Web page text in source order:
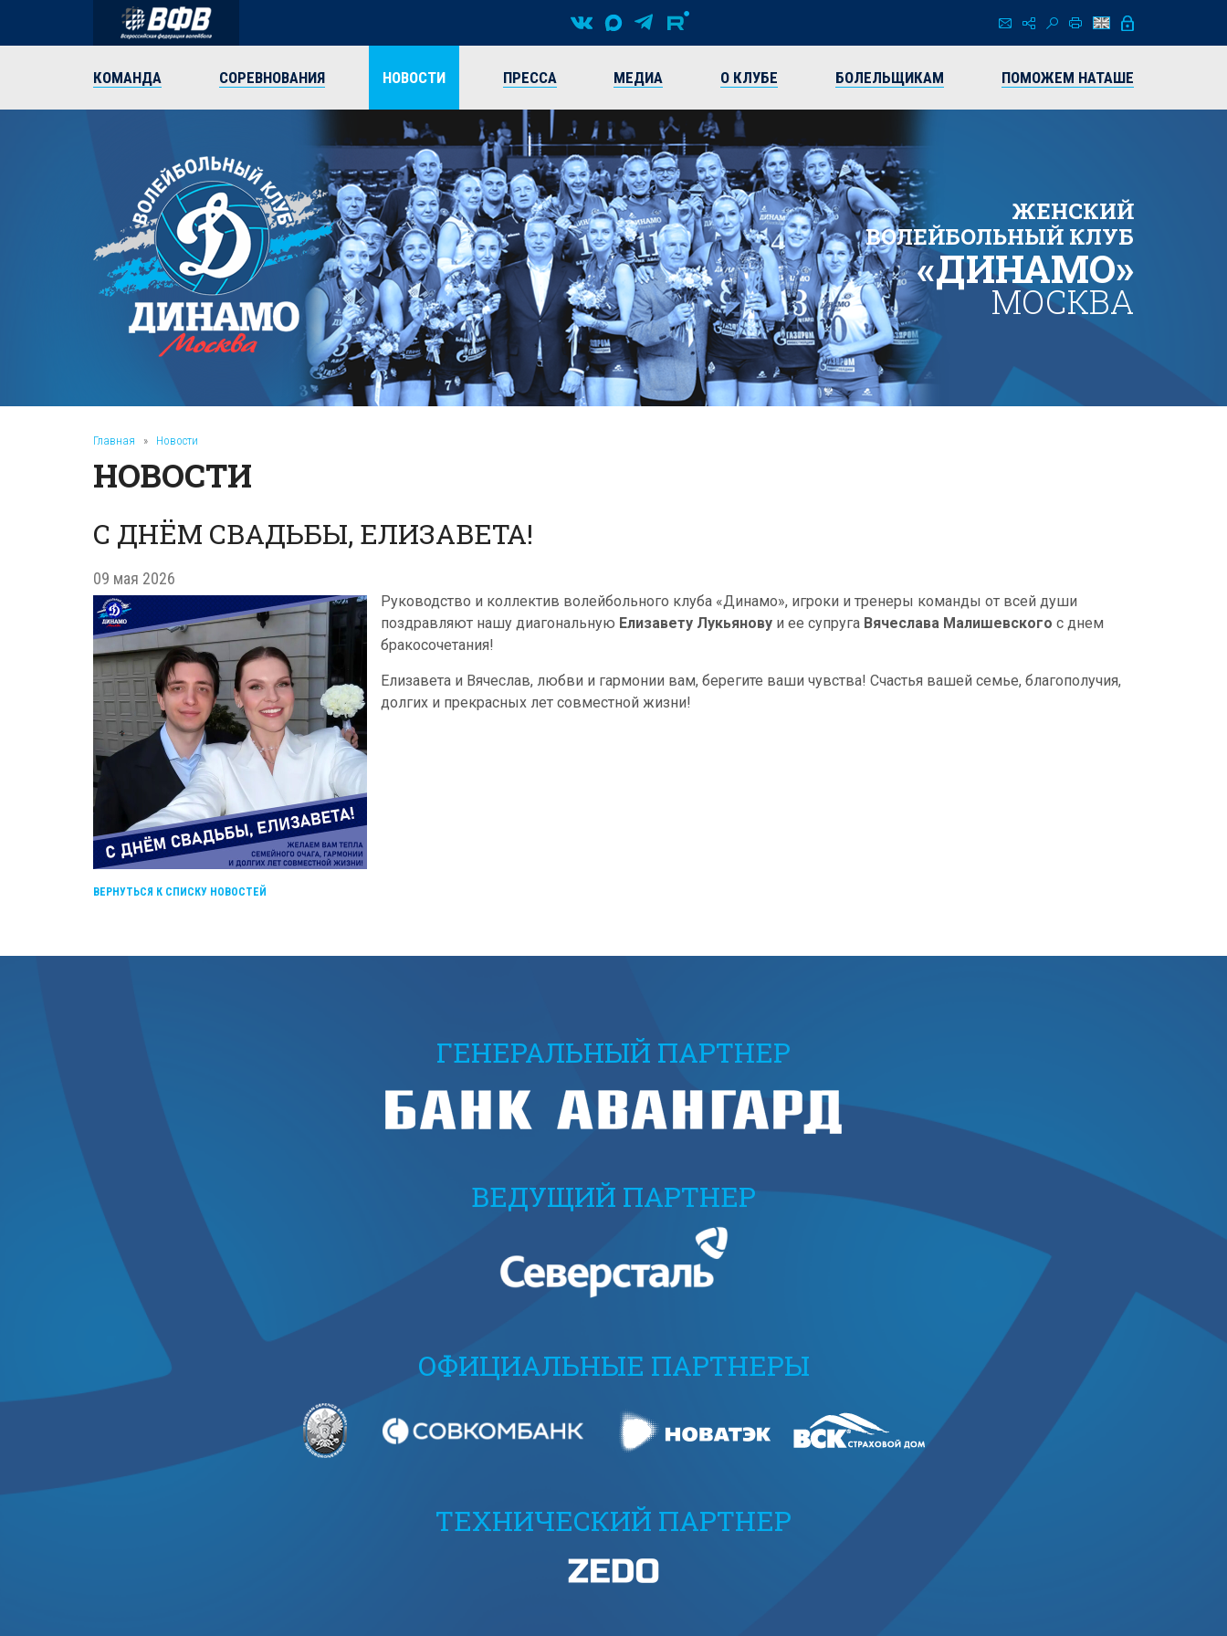
КОМАНДА СОРЕВНОВАНИЯ НОВОСТИ ПРЕССА МЕДИА О КЛУБЕ БОЛЕЛЬЩИКАМ ПОМОЖЕМ НАТАШЕ
ЖЕНСКИЙ
ВОЛЕЙБОЛЬНЫЙ КЛУБ
«ДИНАМО»
МОСКВА
Главная » Новости
НОВОСТИ
С ДНЁМ СВАДЬБЫ, ЕЛИЗАВЕТА!
09 мая 2026
Руководство и коллектив волейбольного клуба «Динамо», игроки и тренеры команды от всей души
поздравляют нашу диагональную Елизавету Лукьянову и ее супруга Вячеслава Малишевского с днем
бракосочетания!
Елизавета и Вячеслав, любви и гармонии вам, берегите ваши чувства! Счастья вашей семье, благополучия,
долгих и прекрасных лет совместной жизни!
ВЕРНУТЬСЯ К СПИСКУ НОВОСТЕЙ
ГЕНЕРАЛЬНЫЙ ПАРТНЕР
ВЕДУЩИЙ ПАРТНЕР
ОФИЦИАЛЬНЫЕ ПАРТНЕРЫ
ТЕХНИЧЕСКИЙ ПАРТНЕР